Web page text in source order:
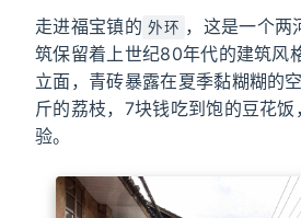
走进福宝镇的 外环 ，这是一个两
筑保留着上世纪80年代的建筑风
立面，青砖暴露在夏季黏糊糊的
斤的荔枝，7块钱吃到饱的豆花
验。